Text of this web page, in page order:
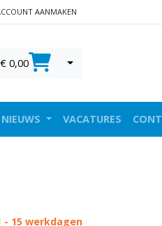
AANMAKEN
€ 0,00
NIEUWS VACATURES
- 15 werkdagen